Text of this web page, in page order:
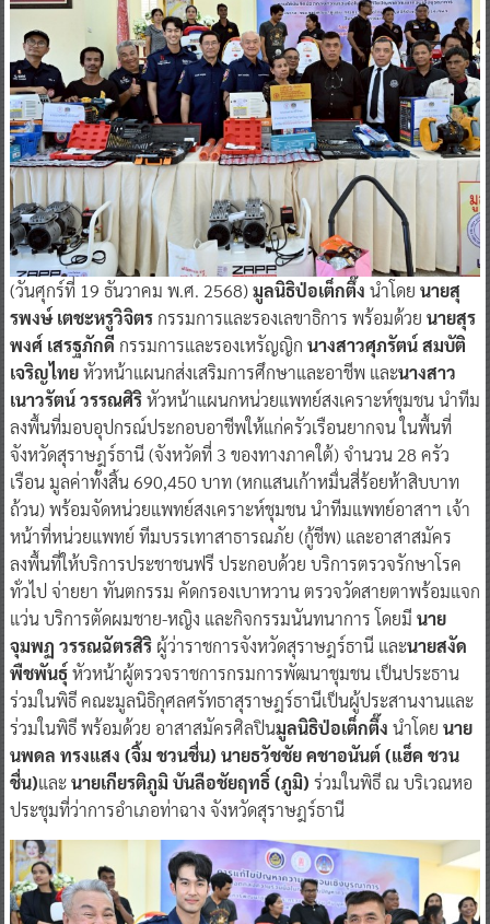
(วันศุกร์ที่ 19 ธันวาคม พ.ศ. 2568)มูลนิธิป่อเต็กตึ๊ง นำโดย นายสุ
รพงษ์ เตชะหรูวิจิตรกรรมการและรองเลขาธิการ พร้อมด้วย นายสุร
พงศ์ เสรฐภักดี กรรมการและรองเหรัญญิก นางสาวศุภรัตน์ สมบัติ
เจริญไทยหัวหน้าแผนกส่งเสริมการศึกษาและอาชีพ และนางสาว
เนาวรัตน์ วรรณศิริหัวหน้าแผนกหน่วยแพทย์สงเคราะห์ชุมชน นำทีม
ลงพื้นที่มอบอุปกรณ์ประกอบอาชีพให้แก่ครัวเรือนยากจน ในพื้นที่
จังหวัดสุราษฎร์ธานี (จังหวัดที่ 3 ของทางภาคใต้) จำนวน 28 ครัว
เรือน มูลค่าทั้งสิ้น 690,450 บาท (หกแสนเก้าหมื่นสี่ร้อยห้าสิบบาท
ถ้วน) พร้อมจัดหน่วยแพทย์สงเคราะห์ชุมชน นำทีมแพทย์อาสาฯ เจ้า
หน้าที่หน่วยแพทย์ ทีมบรรเทาสาธารณภัย (กู้ชีพ) และอาสาสมัคร
ลงพื้นที่ให้บริการประชาชนฟรี ประกอบด้วย บริการตรวจรักษาโรค
ทั่วไป จ่ายยา ทันตกรรม คัดกรองเบาหวาน ตรวจวัดสายตาพร้อมแจก
แว่น บริการตัดผมชาย-หญิง และกิจกรรมนันทนาการ โดยมี นาย
จุมพฏ วรรณฉัตรสิริผู้ว่าราชการจังหวัดสุราษฎร์ธานี และนายสงัด
พืชพันธุ์หัวหน้าผู้ตรวจราชการกรมการพัฒนาชุมชน เป็นประธาน
ร่วมในพิธี คณะมูลนิธิกุศลศรัทธาสุราษฎร์ธานีเป็นผู้ประสานงานและ
ร่วมในพิธี พร้อมด้วย อาสาสมัครศิลปินมูลนิธิป่อเต็กตึ๊ง นำโดย นาย
นพดล ทรงแสง (จิ้ม ชวนชื่น) นายธวัชชัย คชาอนันต์ (แฮ็ค ชวน
ชื่น)และนายเกียรติภูมิ บันลือชัยฤทธิ์ (ภูมิ) ร่วมในพิธี ณ บริเวณหอ
ประชุมที่ว่าการอำเภอท่าฉาง จังหวัดสุราษฎร์ธานี